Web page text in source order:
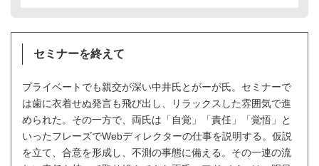
セミナーを終えて
プライベートでも親交が深い中井氏とがーが氏。セミナーで
は歯に衣着せぬ発言も飛び出し、リラックスした雰囲気で進
められた。その一方で、両氏は「自覚」「責任」「覚悟」と
いったフレーズでWebディレクターの仕事を説明する。仮説
を立て、合意を形成し、不測の事態に備える。その一連の流